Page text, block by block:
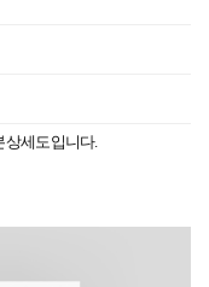
상세도 입니다.